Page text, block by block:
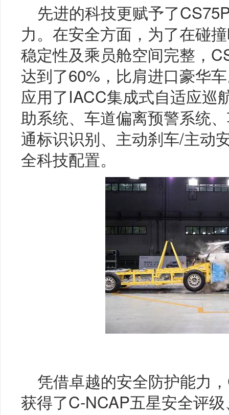
先进的科技更赋予了
力。在安全方面，为了在碰
稳定性及乘员舱空间完整，
达到了60%，比肩进口豪华
应用了IACC集成式自适应巡
助系统、车道偏离预警系统
通标识识别、主动刹车/主动
全科技配置。
凭借卓越的安全防护能力
获得了C-NCAP五星安全评